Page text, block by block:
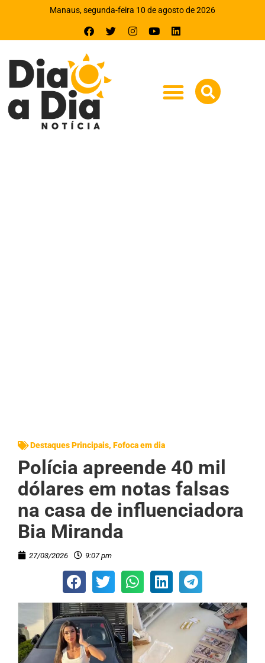
Manaus, segunda-feira 10 de agosto de 2026
Destaques Principais, Fofoca em dia
Polícia apreende 40 mil
dólares em notas falsas
na casa de influenciadora
Bia Miranda
27/03/2026 9:07 pm